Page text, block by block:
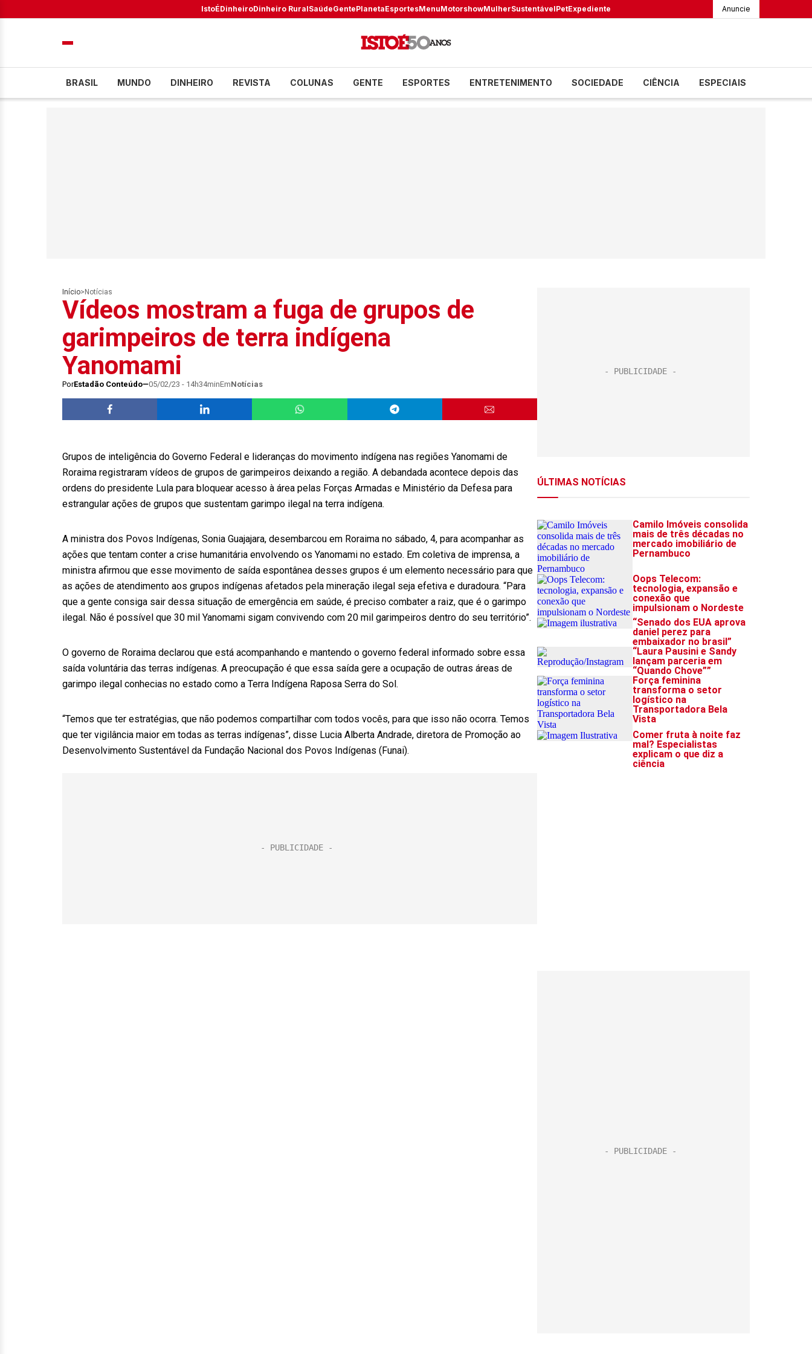
IstoÉDinheiroDinheiro RuralSaúdeGentePlanetaEsportesMenuMotorshowMulherSustentávelPetExpediente Anuncie
BRASIL MUNDO DINHEIRO REVISTA COLUNAS GENTE ESPORTES ENTRETENIMENTO SOCIEDADE CIÊNCIA ESPECIAIS
Início> Notícias
Vídeos mostram a fuga de grupos de
garimpeiros de terra indígena
Yanomami
PorEstadão Conteúdo 05/02/23 - 14h34minEmNotícias
Grupos de inteligência do Governo Federal e lideranças do movimento indígena nas regiões Yanomami de
Roraima registraram vídeos de grupos de garimpeiros deixando a região. A debandada acontece depois das
ordens do presidente Lula para bloquear acesso à área pelas Forças Armadas e Ministério da Defesa para
estrangular ações de grupos que sustentam garimpo ilegal na terra indígena.
A ministra dos Povos Indígenas, Sonia Guajajara, desembarcou em Roraima no sábado, 4, para acompanhar as
ações que tentam conter a crise humanitária envolvendo os Yanomami no estado. Em coletiva de imprensa, a
ministra afirmou que esse movimento de saída espontânea desses grupos é um elemento necessário para que
as ações de atendimento aos grupos indígenas afetados pela mineração ilegal seja efetiva e duradoura. “Para
que a gente consiga sair dessa situação de emergência em saúde, é preciso combater a raiz, que é o garimpo
ilegal. Não é possível que 30 mil Yanomami sigam convivendo com 20 mil garimpeiros dentro do seu território”.
O governo de Roraima declarou que está acompanhando e mantendo o governo federal informado sobre essa
saída voluntária das terras indígenas. A preocupação é que essa saída gere a ocupação de outras áreas de
garimpo ilegal conhecias no estado como a Terra Indígena Raposa Serra do Sol.
“Temos que ter estratégias, que não podemos compartilhar com todos vocês, para que isso não ocorra. Temos
que ter vigilância maior em todas as terras indígenas”, disse Lucia Alberta Andrade, diretora de Promoção ao
Desenvolvimento Sustentável da Fundação Nacional dos Povos Indígenas (Funai).